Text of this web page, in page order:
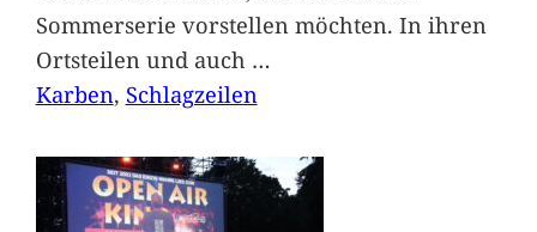
Sommerserie vorstellen möchten. In ihren
Ortsteilen und auch …
Karben, Schlagzeilen